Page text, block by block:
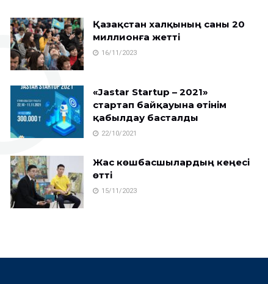
Қазақстан халқының саны 20
миллионға жетті
16/11/2023
«Jastar Startup – 2021»
стартап байқауына өтінім
қабылдау басталды
22/10/2021
Жас көшбасшылардың кеңесі
өтті
15/11/2023